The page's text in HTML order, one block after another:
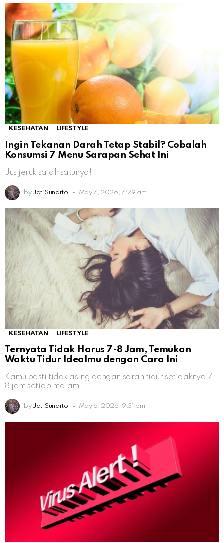
KESEHATAN LIFESTYLE
Ingin Tekanan Darah Tetap Stabil? Cobalah
Konsumsi 7 Menu Sarapan Sehat Ini
Jus jeruk salah satunya!
by Jati Sunarto May 7, 2026, 7:29 am
KESEHATAN LIFESTYLE
Ternyata Tidak Harus 7-8 Jam, Temukan
Waktu Tidur Idealmu dengan Cara Ini
Kamu pasti tidak asing dengan saran tidur setidaknya 7-
8 jam setiap malam
by Jati Sunarto May 6, 2026, 9:31 pm